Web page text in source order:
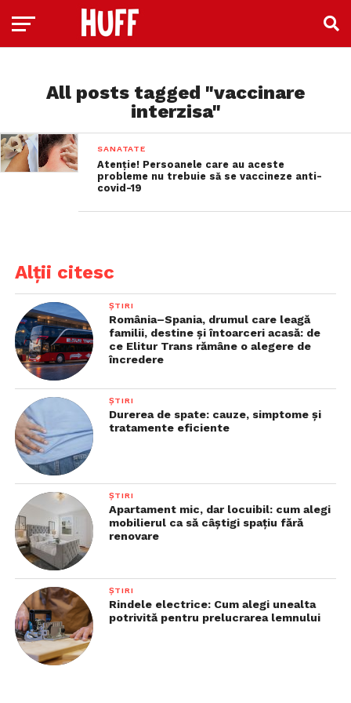
All posts tagged "vaccinare
interzisa"
SANATATE
Atenție! Persoanele care au aceste
probleme nu trebuie să se vaccineze anti-
covid-19
Alții citesc
ȘTIRI
România–Spania, drumul care leagă
familii, destine și întoarceri acasă: de
ce Elitur Trans rămâne o alegere de
încredere
ȘTIRI
Durerea de spate: cauze, simptome și
tratamente eficiente
ȘTIRI
Apartament mic, dar locuibil: cum alegi
mobilierul ca să câștigi spațiu fără
renovare
ȘTIRI
Rindele electrice: Cum alegi unealta
potrivită pentru prelucrarea lemnului